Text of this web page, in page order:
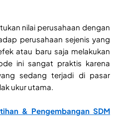
nilai perusahaan dengan
perusahaan sejenis yang
atau baru saja melakukan
ini sangat praktis karena
sedang terjadi di pasar
ukur utama.
& Pengembangan SDM